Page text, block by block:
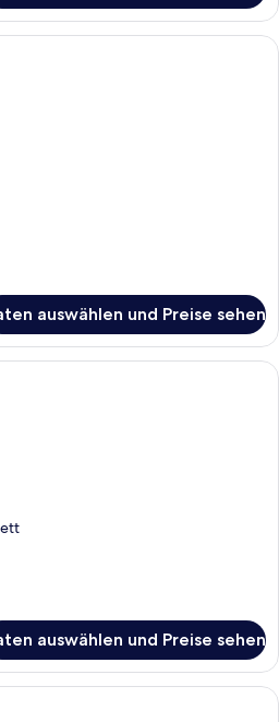
Ein Hotelzimmer mit zwei Betten,
auswählen und Preise sehen
Ein Hotelzimmer mit zwei Betten,
auswählen und Preise sehen
Daunenbettdecken,